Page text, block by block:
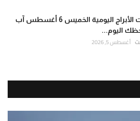
توقعات الأبراج اليومية الخميس 6 أغسطس آب
أغسطس 5, 2026